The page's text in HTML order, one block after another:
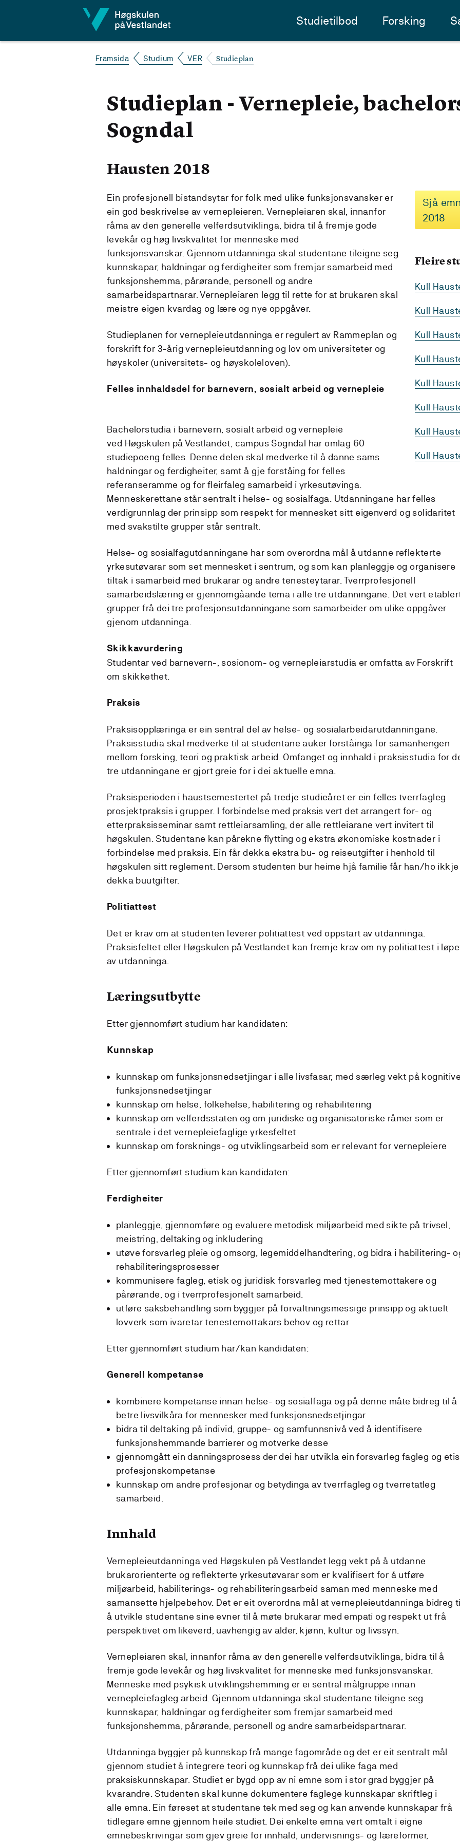
Studietilbod Forsking
Framsida Studium VER Studieplan
Studieplan - Vernepleie,
Sogndal
Hausten 2018
Sjå
2018
Fleire
Kull
Kull
Kull
Kull
Kull
Kull
Kull
Kull
Ein profesjonell bistandsytar for folk med ulike funksjonsvansker er
ein god beskrivelse av vernepleieren. Vernepleiaren skal, innanfor
råma av den generelle velferdsutviklinga, bidra til å fremje gode
levekår og høg livskvalitet for menneske med
funksjonsvanskar. Gjennom utdanninga skal studentane tileigne seg
kunnskapar, haldningar og ferdigheiter som fremjar samarbeid med
funksjonshemma, pårørande, personell og andre
samarbeidspartnarar. Vernepleiaren legg til rette for at brukaren skal
meistre eigen kvardag og lære og nye oppgåver.
Studieplanen for vernepleieutdanninga er regulert av Rammeplan og
forskrift for 3-årig vernepleieutdanning og lov om universiteter og
høyskoler (universitets- og høyskoleloven).
Felles innhaldsdel for barnevern, sosialt arbeid og vernepleie
Bachelorstudia i barnevern, sosialt arbeid og vernepleie
ved Høgskulen på Vestlandet, campus Sogndal har omlag 60
studiepoeng felles. Denne delen skal medverke til å danne sams
haldningar og ferdigheiter, samt å gje forståing for felles
referanseramme og for fleirfaleg samarbeid i yrkesutøvinga.
Menneskerettane står sentralt i helse- og sosialfaga. Utdanningane har felles
verdigrunnlag der prinsipp som respekt for mennesket sitt eigenverd og solidaritet
med svakstilte grupper står sentralt.
Helse- og sosialfagutdanningane har som overordna mål å utdanne reflekterte
yrkesutøvarar som set mennesket i sentrum, og som kan planleggje og organisere
tiltak i samarbeid med brukarar og andre tenesteytarar. Tverrprofesjonell
samarbeidslæring er gjennomgåande tema i alle tre utdanningane. Det vert
grupper frå dei tre profesjonsutdanningane som samarbeider om ulike oppgåver
gjenom utdanninga.
Skikkavurdering
Studentar ved barnevern-, sosionom- og vernepleiarstudia er omfatta av Forskrift
om skikkethet.
Praksis
Praksisopplæringa er ein sentral del av helse- og sosialarbeidarutdanningane.
Praksisstudia skal medverke til at studentane auker forståinga for samanhengen
mellom forsking, teori og praktisk arbeid. Omfanget og innhald i praksisstudia for
tre utdanningane er gjort greie for i dei aktuelle emna.
Praksisperioden i haustsemestertet på tredje studieåret er ein felles tverrfagleg
prosjektpraksis i grupper. I forbindelse med praksis vert det arrangert for- og
etterpraksisseminar samt rettleiarsamling, der alle rettleiarane vert invitert til
høgskulen. Studentane kan pårekne flytting og ekstra økonomiske kostnader i
forbindelse med praksis. Ein får dekka ekstra bu- og reiseutgifter i henhold til
høgskulen sitt reglement. Dersom studenten bur heime hjå familie får han/ho ikkje
dekka buutgifter.
Politiattest
Det er krav om at studenten leverer politiattest ved oppstart av utdanninga.
Praksisfeltet eller Høgskulen på Vestlandet kan fremje krav om ny politiattest i
av utdanninga.
Læringsutbytte
Etter gjennomført studium har kandidaten:
Kunnskap
kunnskap om funksjonsnedsetjingar i alle livsfasar, med særleg vekt på
funksjonsnedsetjingar
kunnskap om helse, folkehelse, habilitering og rehabilitering
kunnskap om velferdsstaten og om juridiske og organisatoriske råmer som er
sentrale i det vernepleiefaglige yrkesfeltet
kunnskap om forsknings- og utviklingsarbeid som er relevant for vernepleiere
Etter gjennomført studium kan kandidaten:
Ferdigheiter
planleggje, gjennomføre og evaluere metodisk miljøarbeid med sikte på trivsel,
meistring, deltaking og inkludering
utøve forsvarleg pleie og omsorg, legemiddelhandtering, og bidra i habilitering-
rehabiliteringsprosesser
kommunisere fagleg, etisk og juridisk forsvarleg med tjenestemottakere og
pårørande, og i tverrprofesjonelt samarbeid.
utføre saksbehandling som byggjer på forvaltningsmessige prinsipp og aktuelt
lovverk som ivaretar tenestemottakars behov og rettar
Etter gjennomført studium har/kan kandidaten:
Generell kompetanse
kombinere kompetanse innan helse- og sosialfaga og på denne måte bidreg til å
betre livsvilkåra for mennesker med funksjonsnedsetjingar
bidra til deltaking på individ, gruppe- og samfunnsnivå ved å identifisere
funksjonshemmande barrierer og motverke desse
gjennomgått ein danningsprosess der dei har utvikla ein forsvarleg fagleg og
profesjonskompetanse
kunnskap om andre profesjonar og betydinga av tverrfagleg og tverretatleg
samarbeid.
Innhald
Vernepleieutdanninga ved Høgskulen på Vestlandet legg vekt på å utdanne
brukarorienterte og reflekterte yrkesutøvarar som er kvalifisert for å utføre
miljøarbeid, habiliterings- og rehabiliteringsarbeid saman med menneske med
samansette hjelpebehov. Det er eit overordna mål at vernepleieutdanninga bidreg
å utvikle studentane sine evner til å møte brukarar med empati og respekt ut frå
perspektivet om likeverd, uavhengig av alder, kjønn, kultur og livssyn.
Vernepleiaren skal, innanfor råma av den generelle velferdsutviklinga, bidra til å
fremje gode levekår og høg livskvalitet for menneske med funksjonsvanskar.
Menneske med psykisk utviklingshemming er ei sentral målgruppe innan
vernepleiefagleg arbeid. Gjennom utdanninga skal studentane tileigne seg
kunnskapar, haldningar og ferdigheiter som fremjar samarbeid med
funksjonshemma, pårørande, personell og andre samarbeidspartnarar.
Utdanninga byggjer på kunnskap frå mange fagområde og det er eit sentralt mål
gjennom studiet å integrere teori og kunnskap frå dei ulike faga med
praksiskunnskapar. Studiet er bygd opp av ni emne som i stor grad byggjer på
kvarandre. Studenten skal kunne dokumentere faglege kunnskapar skriftleg i
alle emna. Ein føreset at studentane tek med seg og kan anvende kunnskapar frå
tidlegare emne gjennom heile studiet. Dei enkelte emna vert omtalt i eigne
emnebeskrivingar som gjev greie for innhald, undervisnings- og læreformer,